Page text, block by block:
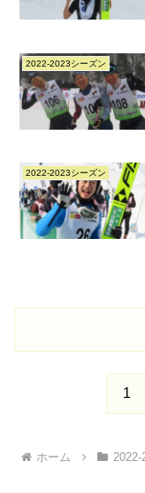
2022-2023シーズン
2022-2023シーズン
1
ホーム 2022-